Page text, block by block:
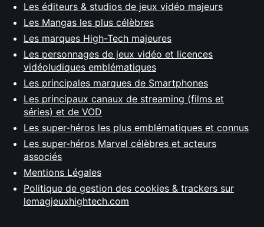
Les éditeurs & studios de jeux vidéo majeurs
Les Mangas les plus célèbres
Les marques High-Tech majeures
Les personnages de jeux vidéo et licences
vidéoludiques emblématiques
Les principales marques de Smartphones
Les principaux canaux de streaming (films et
séries) et de VOD
Les super-héros les plus emblématiques et connus
Les super-héros Marvel célèbres et acteurs
associés
Mentions Légales
Politique de gestion des cookies & trackers sur
lemagjeuxhightech.com